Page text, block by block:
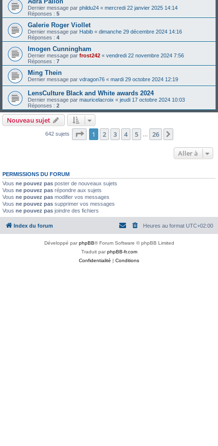
Dernier message par phildu24 « mercredi 22 janvier 2025 14:14
Réponses : 5
Galerie Roger Viollet
Dernier message par Habib « dimanche 29 décembre 2024 14:16
Réponses : 4
Imogen Cunningham
Dernier message par frost242 « vendredi 22 novembre 2024 7:56
Réponses : 7
Ming Thein
Dernier message par vdragon76 « mardi 29 octobre 2024 12:19
LensCulture Black and White awards 2024
Dernier message par mauricelacroix « jeudi 17 octobre 2024 10:03
Réponses : 2
Nouveau sujet
642 sujets Page 1sur26
1 2 3 4 5 26
Aller à
PERMISSIONS DU FORUM
Vous ne pouvez pas poster de nouveaux sujets
Vous ne pouvez pas répondre aux sujets
Vous ne pouvez pas modifier vos messages
Vous ne pouvez pas supprimer vos messages
Vous ne pouvez pas joindre des fichiers
Index du forum Heures au format UTC+02:00
Développé parphpBB® Forum Software © phpBB Limited
Traduit parphpBB-fr.com
Confidentialité | Conditions